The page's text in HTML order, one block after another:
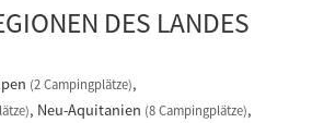
DES LANDES
(2 Campingplätze)
Neu-Aquitanien (8 Campingplätze)